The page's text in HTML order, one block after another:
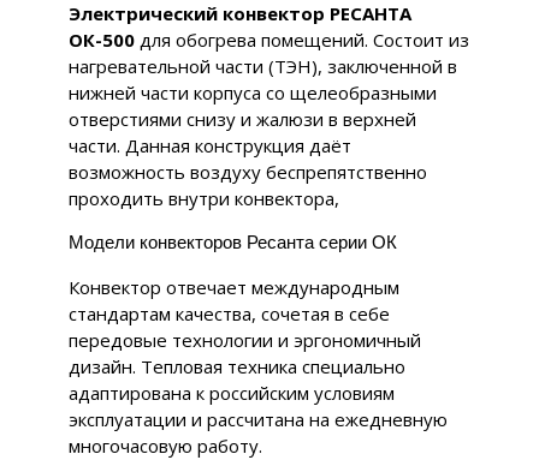
Электрический конвектор РЕСАНТА
ОК-500для обогрева помещений. Состоит из
нагревательной части (ТЭН), заключенной в
нижней части корпуса со щелеобразными
отверстиями снизу и жалюзи в верхней
части. Данная конструкция даёт
возможность воздуху беспрепятственно
проходить внутри конвектора,
Модели конвекторов Ресанта серии ОК
Конвектор отвечает международным
стандартам качества, сочетая в себе
передовые технологии и эргономичный
дизайн. Тепловая техника специально
адаптирована к российским условиям
эксплуатации и рассчитана на ежедневную
многочасовую работу.